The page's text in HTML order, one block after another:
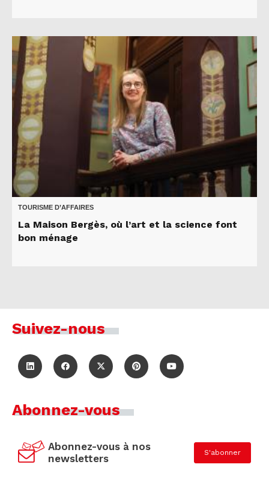
TOURISME D’AFFAIRES
La Maison Bergès, où l’art et la science font
bon ménage
Suivez-nous
Abonnez-vous
Abonnez-vous à nos
newsletters
S'abonner